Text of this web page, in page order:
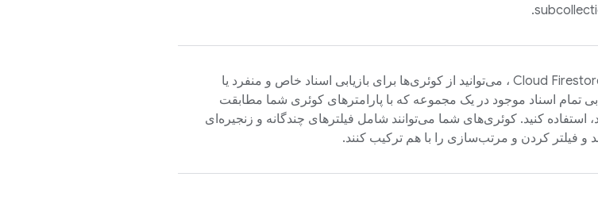
Cloud ، می‌توانید از کوئری‌ها برای بازیابی اسناد خاص و منفرد یا
تمام اسناد موجود در یک مجموعه که با پارامترهای کوئری شما مطابقت
استفاده کنید. کوئری‌های شما می‌توانند شامل فیلترهای چندگانه و زنجیره‌ای
و فیلتر کردن و مرتب‌سازی را با هم ترکیب کنند.